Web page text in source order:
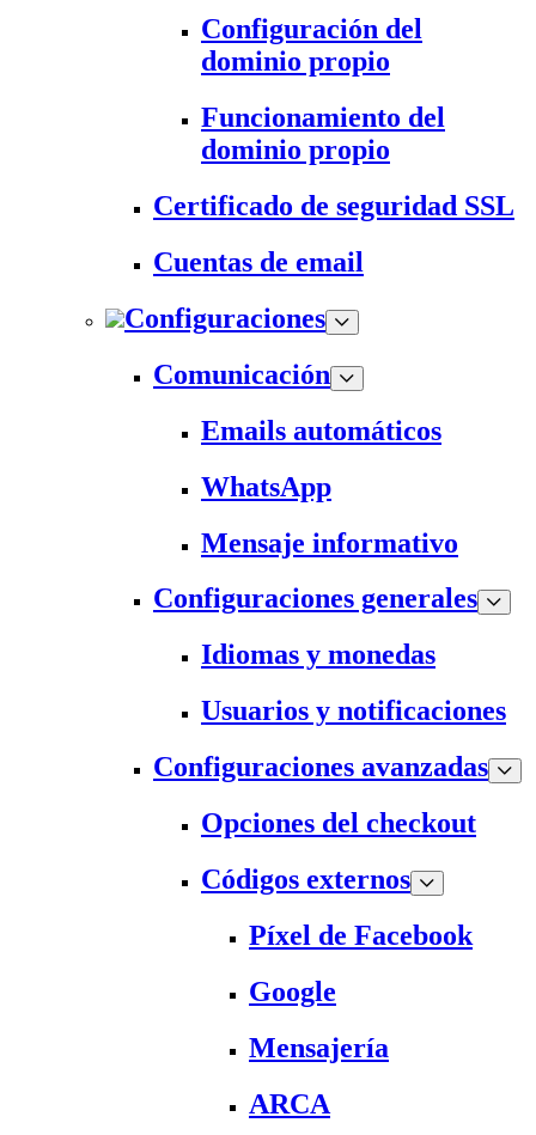
Configuración del
dominio propio
Funcionamiento del
dominio propio
Certificado de seguridad SSL
Cuentas de email
Configuraciones
Comunicación
Emails automáticos
WhatsApp
Mensaje informativo
Configuraciones generales
Idiomas y monedas
Usuarios y notificaciones
Configuraciones avanzadas
Opciones del checkout
Códigos externos
Píxel de Facebook
Google
Mensajería
ARCA